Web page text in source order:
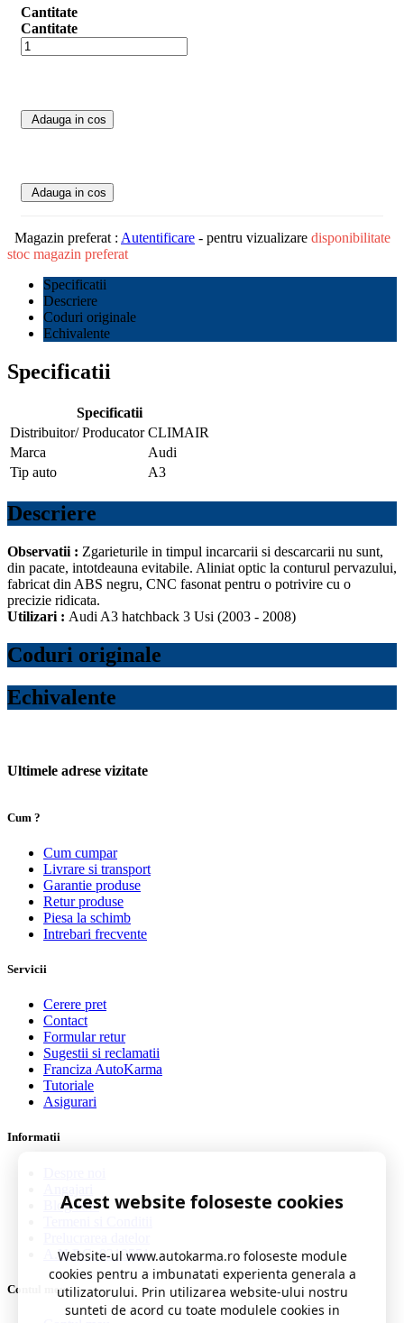
Cantitate
Cantitate
Adauga in cos
Adauga in cos
Magazin preferat : Autentificare - pentru vizualizare disponibilitate
stoc magazin preferat
Specificatii
Descriere
Coduri originale
Echivalente
Specificatii
Specificatii
Distribuitor/ Producator CLIMAIR
Marca
Audi
Tip auto
A3
Descriere
Observatii : Zgarieturile in timpul incarcarii si descarcarii nu sunt,
din pacate, intotdeauna evitabile. Aliniat optic la conturul pervazului,
fabricat din ABS negru, CNC fasonat pentru o potrivire cu o
precizie ridicata.
Utilizari : Audi A3 hatchback 3 Usi (2003 - 2008)
Coduri originale
Echivalente
Ultimele adrese vizitate
Cum ?
Cum cumpar
Livrare si transport
Garantie produse
Retur produse
Piesa la schimb
Intrebari frecvente
Servicii
Cerere pret
Contact
Formular retur
Sugestii si reclamatii
Franciza AutoKarma
Tutoriale
Asigurari
Informatii
Blog auto
A.N.P.C. 0219551
Contul meu
Acest website foloseste cookies
Website-ul www.autokarma.ro foloseste module
cookies pentru a imbunatati experienta generala a
utilizatorului. Prin utilizarea website-ului nostru
sunteti de acord cu toate modulele cookies in